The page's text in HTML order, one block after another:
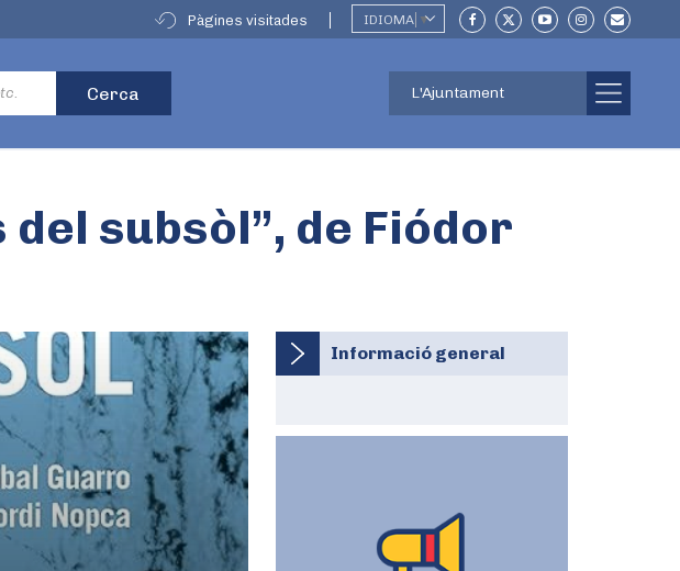
Pàgines visitades IDIOMA ▼
L'Ajuntament
subsòl”, de Fiódor
Informació general